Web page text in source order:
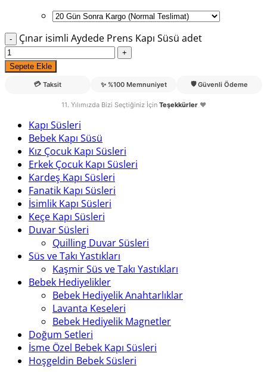
Çınar isimli Aydede Prens Kapı Süsü adet
Sepete Ekle
💳 Taksit ✨ %100 Memnuniyet 🛡️ Güvenli Ödeme
11. Yılımızda Bizi Seçtiğiniz İçin Teşekkürler❤️
Kapı Süsleri
Bebek Kapı Süsü
Kız Çocuk Kapı Süsleri
Erkek Çocuk Kapı Süsleri
Kardeş Kapı Süsleri
Fanatik Kapı Süsleri
İsimlik Kapı Süsleri
Keçe Kapı Süsleri
Duvar Süsleri
Quilling Duvar Süsleri
Süs ve Takı Yastıkları
Kaşmir Süs ve Takı Yastıkları
Bebek Hediyelikler
Bebek Hediyelik Anahtarlıklar
Lavanta Keseleri
Bebek Hediyelik Magnetler
Doğum Setleri
İsme Özel Bebek Kapı Süsleri
Hoşgeldin Bebek Süsleri